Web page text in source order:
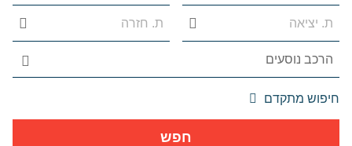
חפש
חיפוש מתקדם
אפשרויות
הנוספות